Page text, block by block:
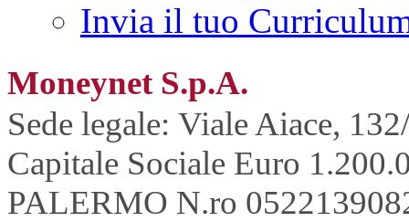
Invia il tuo
Moneynet S.p.A.
Sede legale: Viale Aiace,
Capitale Sociale Euro
PALERMO N.ro